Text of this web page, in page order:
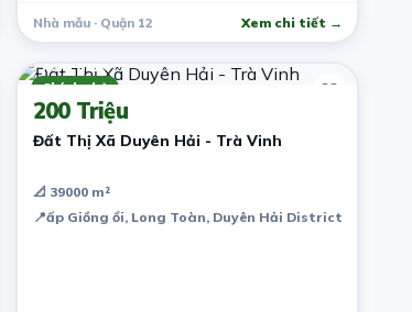
Nhà mẫu · Quận 12 Xem chi tiết →
Chính chủ
7 năm trước
200 Triệu
Đất Thị Xã Duyên Hải - Trà Vinh
📐 39000 m²
📍ấp Giồng ổi, Long Toàn, Duyên Hải District, Tra